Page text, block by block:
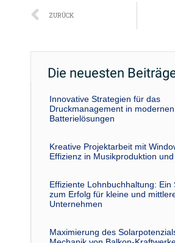
Zurück
ZURÜCK
Die neuesten
Innovative Strategien für das
Druckmanagement in modernen
Batterielösungen
Kreative Projektarbeit mit
Effizienz in Musikproduktion
Effiziente Lohnbuchhaltung: Ein
zum Erfolg für kleine und
Unternehmen
Maximierung des